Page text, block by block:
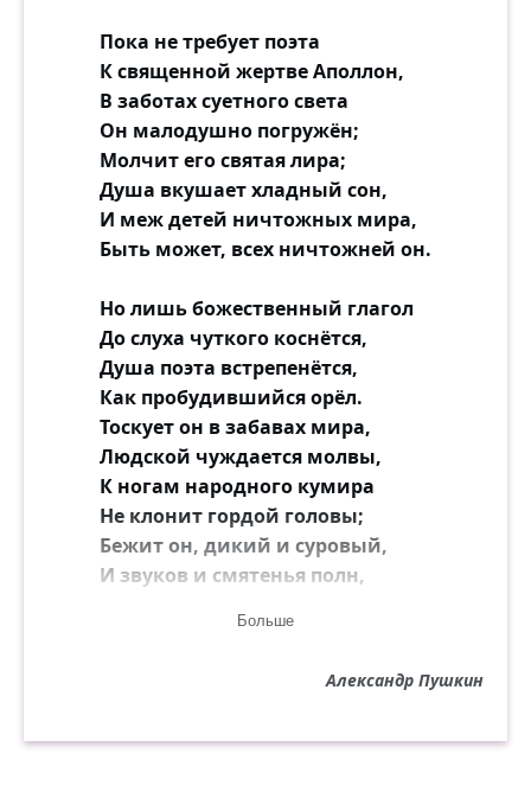
Пока не требует поэта
К священной жертве Аполлон,
В заботах суетного света
Он малодушно погружён;
Молчит его святая лира;
Душа вкушает хладный сон,
И меж детей ничтожных мира,
Быть может, всех ничтожней он.
Но лишь божественный глагол
До слуха чуткого коснётся,
Душа поэта встрепенётся,
Как пробудившийся орёл.
Тоскует он в забавах мира,
Людской чуждается молвы,
К ногам народного кумира
Не клонит гордой головы;
Бежит он, дикий и суровый,
И звуков и смятенья полн,
В широкошумные дубровы...
Больше
Александр Пушкин